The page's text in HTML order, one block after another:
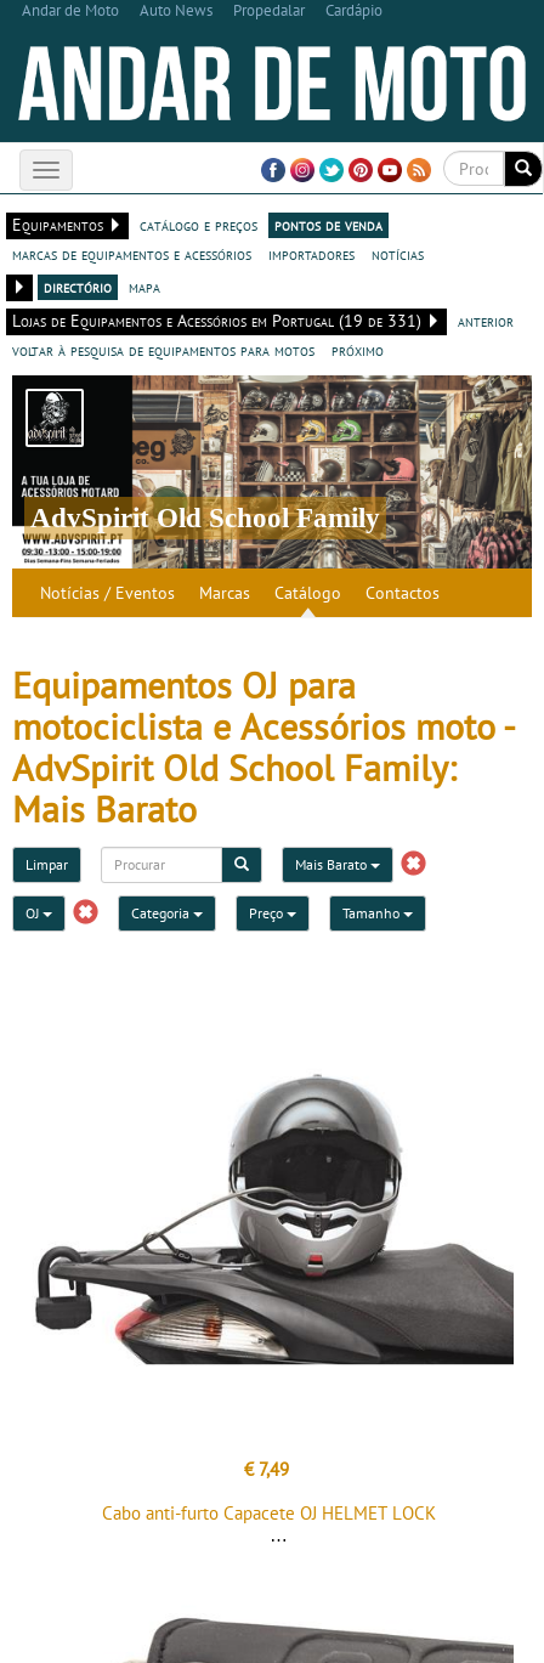
Andar de Moto Auto News Propedalar Cardápio
Toggle
navigation
Equipamentos
catálogo e preços
pontos de venda
marcas de equipamentos e acessórios
importadores
notícias
directório
mapa
Lojas de Equipamentos e Acessórios em Portugal (19 de 331)
anterior
voltar à pesquisa de equipamentos para motos
próximo
AdvSpirit Old School Family
Notícias / Eventos Marcas Catálogo Contactos
Equipamentos OJ para
motociclista e Acessórios moto -
AdvSpirit Old School Family:
Mais Barato
Limpar Mais Barato
OJ Categoria Preço Tamanho
€ 7,49
Cabo anti-furto Capacete OJ HELMET LOCK